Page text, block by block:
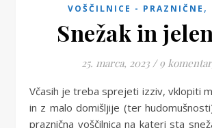
VOŠČILNICE - PRAZNIČNE ,
Snežak in
25. marca, 2023 / 9
Včasih je treba sprejeti izziv, vklopiti male sive celice
in z malo domišljije (ter
praznična voščilnica na kateri sta